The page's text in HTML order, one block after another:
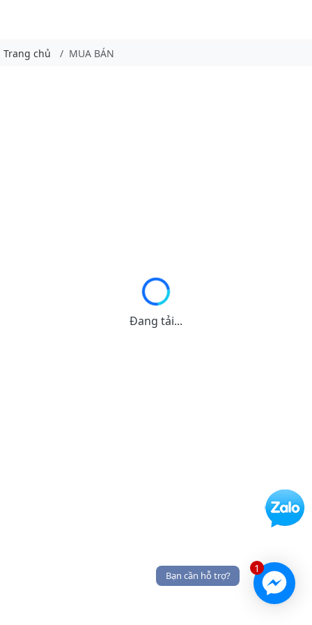
Trang chủ MUA BÁN
Đang tải...
1
Bạn cần hỗ trợ?